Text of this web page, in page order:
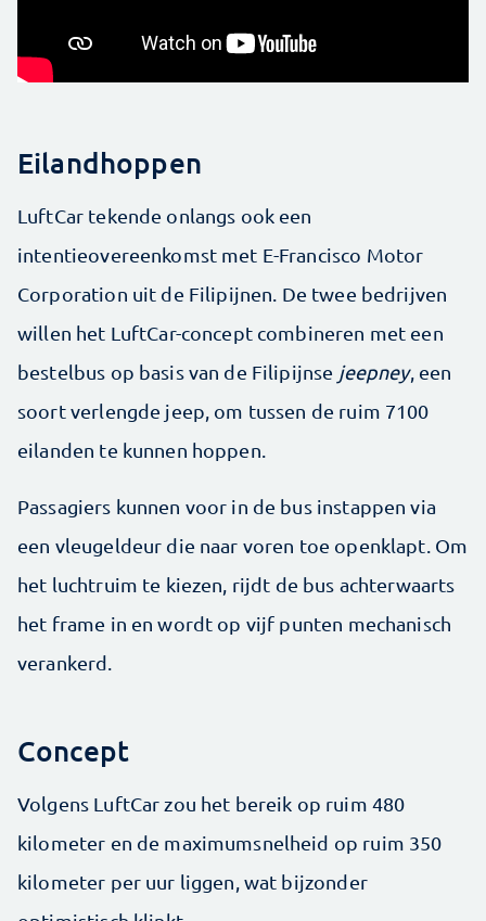
Eilandhoppen
LuftCar tekende onlangs ook een
intentieovereenkomst met E-Francisco Motor
Corporation uit de Filipijnen. De twee bedrijven
willen het LuftCar-concept combineren met een
bestelbus op basis van de Filipijnse jeepney, een
soort verlengde jeep, om tussen de ruim 7100
eilanden te kunnen hoppen.
Passagiers kunnen voor in de bus instappen via
een vleugeldeur die naar voren toe openklapt. Om
het luchtruim te kiezen, rijdt de bus achterwaarts
het frame in en wordt op vijf punten mechanisch
verankerd.
Concept
Volgens LuftCar zou het bereik op ruim 480
kilometer en de maximumsnelheid op ruim 350
kilometer per uur liggen, wat bijzonder